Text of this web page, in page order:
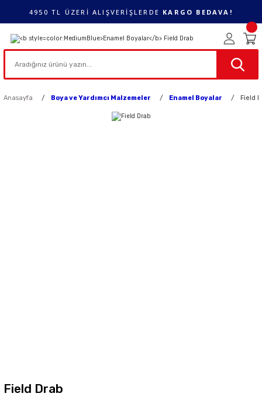
4950 TL ÜZERİ ALIŞVERİŞLERDE KARGO BEDAVA!
Anasayfa Boya ve Yardımcı Malzemeler Enamel Boyalar Field
Field Drab